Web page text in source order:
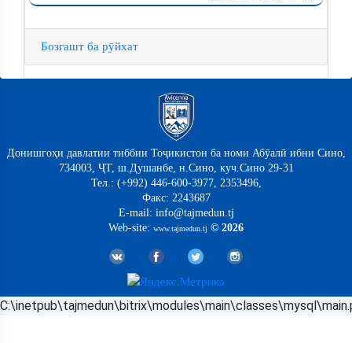
Бозгашт ба рӯйхат
Донишгоҳи давлатии тиббии Тоҷикистон ба номи Абӯалӣ ибни Сино,
734003, ҶТ, ш.Душанбе, н.Сино, куч.Сино 29-31
Тел.: (+992) 446-600-3977, 2353496,
Факс: 2243687
E-mail: info@tajmedun.tj
Web-site: www.tajmedun.tj © 2026